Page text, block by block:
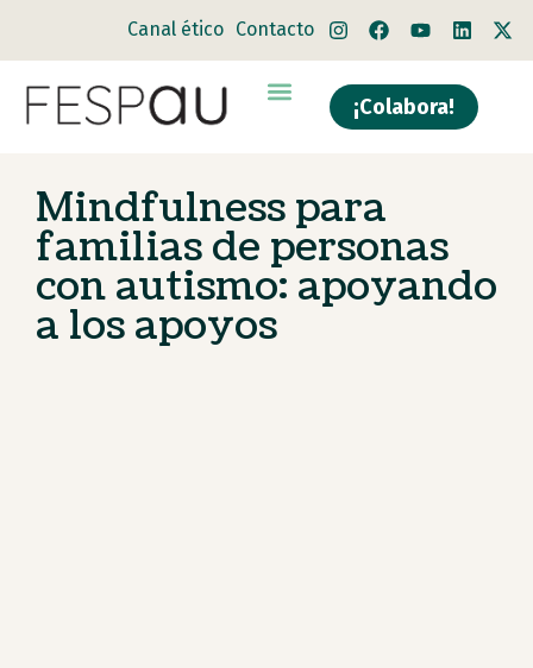
Canal ético Contacto
¡Colabora!
Mindfulness para
familias de personas
con autismo: apoyando
a los apoyos